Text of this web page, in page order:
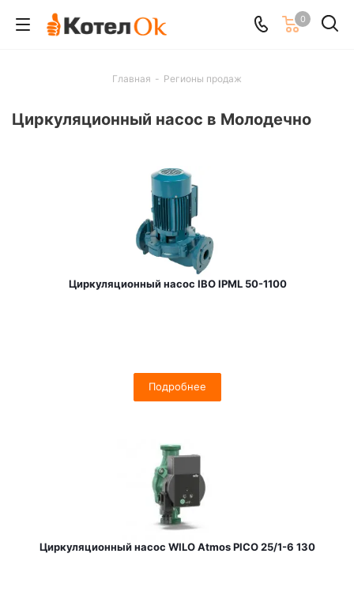
0
Главная - Регионы продаж
Циркуляционный насос в Молодечно
Циркуляционный насос IBO IPML 50-1100
Подробнее
Циркуляционный насос WILO Atmos PICO 25/1-6 130